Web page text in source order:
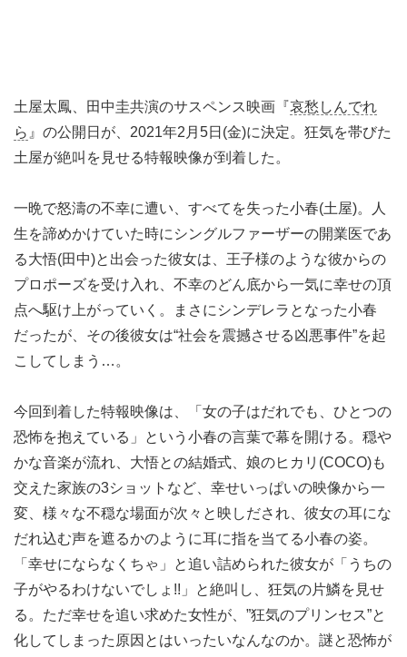
土屋太鳳、田中圭共演のサスペンス映画『哀愁しんでれ
ら 』の公開日が、2021年2月5日(金)に決定。狂気を帯びた
土屋が絶叫を見せる特報映像が到着した。
一晩で怒濤の不幸に遭い、すべてを失った小春(土屋)。人
生を諦めかけていた時にシングルファーザーの開業医であ
る大悟(田中)と出会った彼女は、王子様のような彼からの
プロポーズを受け入れ、不幸のどん底から一気に幸せの頂
点へ駆け上がっていく。まさにシンデレラとなった小春
だったが、その後彼女は“社会を震撼させる凶悪事件”を起
こしてしまう…。
今回到着した特報映像は、「女の子はだれでも、ひとつの
恐怖を抱えている」という小春の言葉で幕を開ける。穏や
かな音楽が流れ、大悟との結婚式、娘のヒカリ(COCO)も
交えた家族の3ショットなど、幸せいっぱいの映像から一
変、様々な不穏な場面が次々と映しだされ、彼女の耳にな
だれ込む声を遮るかのように耳に指を当てる小春の姿。
「幸せにならなくちゃ」と追い詰められた彼女が「うちの
子がやるわけないでしょ!!」と絶叫し、狂気の片鱗を見せ
る。ただ幸せを追い求めた女性が、”狂気のプリンセス”と
化してしまった原因とはいったいなんなのか。謎と恐怖が